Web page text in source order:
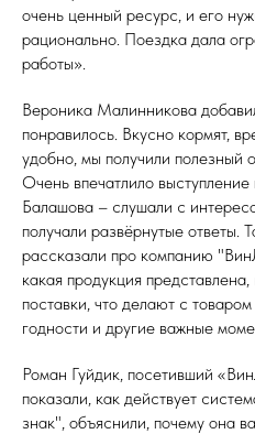
очень ценный ресурс, и его
рационально. Поездка дала
работы».
Вероника Малинникова
понравилось. Вкусно кормят,
удобно, мы получили полезный
Очень впечатлило
Балашова – слушали с
получали развёрнутые ответы.
рассказали про компанию
какая продукция
поставки, что делают с
годности и другие важные
Роман Гуйдик, посетивший
показали, как действует
знак", объяснили, почему она